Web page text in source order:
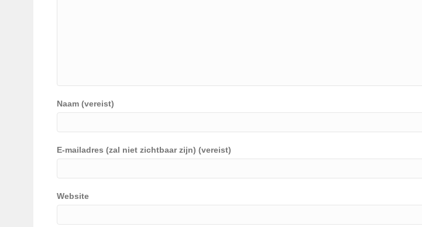
Naam (vereist)
E-mailadres (zal niet zichtbaar zijn) (vereist)
Website